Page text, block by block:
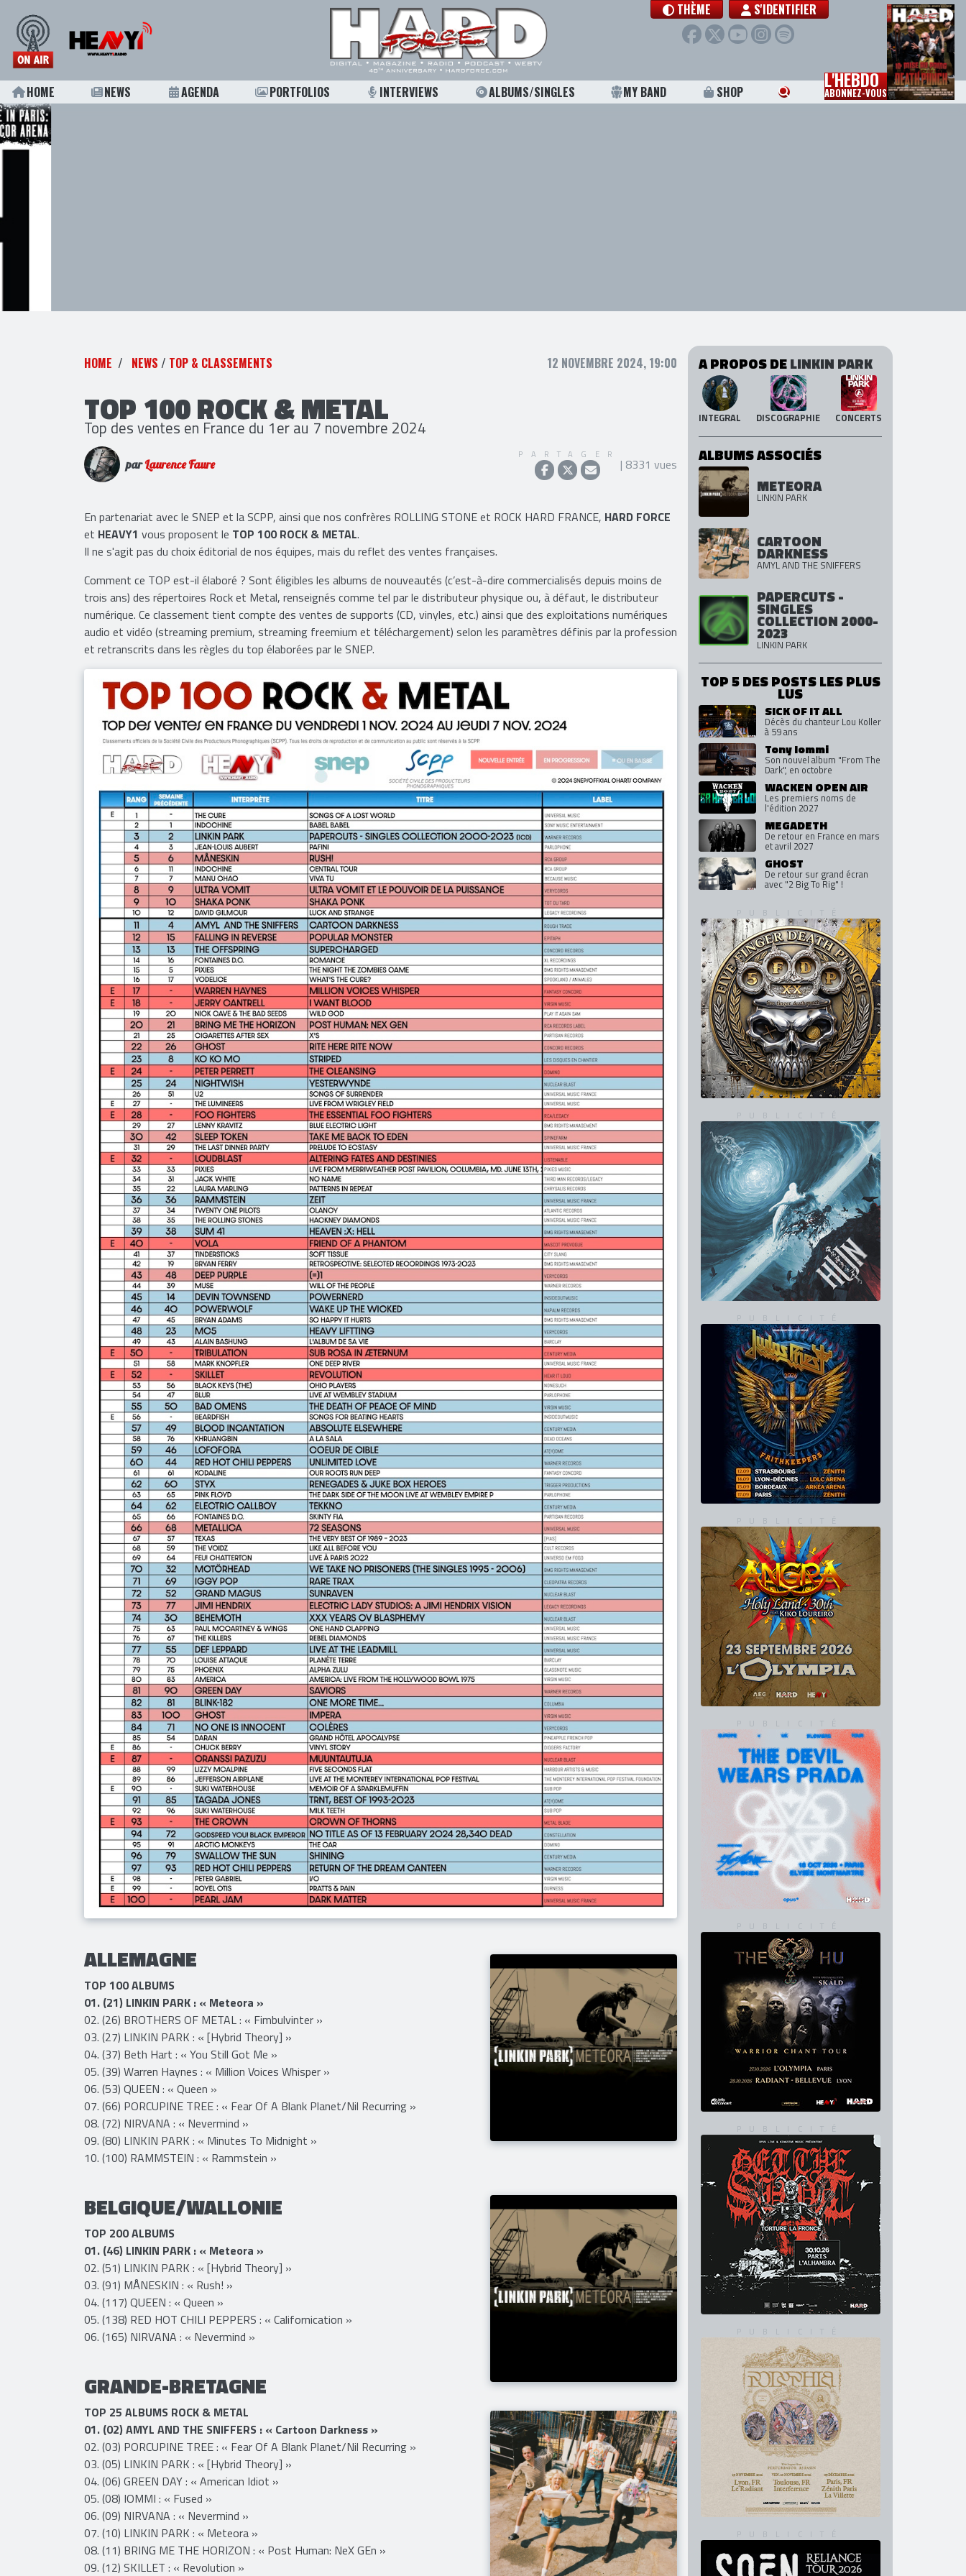
THÈME S'IDENTIFIER
HOME NEWS AGENDA PORTFOLIOS INTERVIEWS ALBUMS/SINGLES MY BAND SHOP L'HEBDO
ABONNEZ-VOUS
HOME NEWS/TOP & CLASSEMENTS
TOP 100 ROCK & METAL
Top des ventes en France du 1er au 7 novembre 2024
En partenariat avec le SNEP et la SCPP, ainsi que nos confrères ROLLING STONE et ROCK HARD FRANCE,
et
HEAVY1 vous proposent le TOP 100 ROCK & METAL
Il ne s'agit pas du choix éditorial de nos équipes, mais du reflet des ventes françaises.
Comment ce TOP est-il élaboré ? Sont éligibles les albums de nouveautés (c’est-à-dire commercialisés depuis moins de
trois ans) des répertoires Rock et Metal, renseignés comme tel par le distributeur physique ou, à défaut, le distributeur
numérique. Ce classement tient compte des ventes de supports (CD, vinyles, etc.) ainsi que des exploitations numériques
audio et vidéo (streaming premium, streaming freemium et téléchargement) selon les paramètres définis par la profession
et retranscrits dans les règles du top élaborées par le SNEP.
ALLEMAGNE
TOP 100 ALBUMS
01. (21) LINKIN PARK : « Meteora »
02. (26) BROTHERS OF METAL : « Fimbulvinter »
03. (27) LINKIN PARK : « [Hybrid Theory] »
04. (37) Beth Hart : « You Still Got Me »
05. (39) Warren Haynes : « Million Voices Whisper »
06. (53) QUEEN : « Queen »
07. (66) PORCUPINE TREE : « Fear Of A Blank Planet/Nil Recurring »
08. (72) NIRVANA : « Nevermind »
10. (100) RAMMSTEIN : « Rammstein »
BELGIQUE/WALLONIE​
TOP 200 ALBUMS
01. (46) LINKIN PARK : « Meteora »
02. (51) LINKIN PARK : « [Hybrid Theory] »
03. (91) MÅNESKIN : « Rush! »
04. (117) QUEEN : « Queen »
GRANDE-BRETAGNE​​​
TOP 25 ALBUMS ROCK & METAL
01. (02) AMYL AND THE SNIFFERS : « Cartoon Darkness »
02. (03) PORCUPINE TREE : « Fear Of A Blank Planet/Nil Recurring »
03. (05) LINKIN PARK : « [Hybrid Theory] »
04. (06) GREEN DAY : « American Idiot »
05. (08) IOMMI : « Fused »
06. (09) NIRVANA : « Nevermind »
07. (10) LINKIN PARK : « Meteora »
A PROPOS DELINKIN PARK
INTEGRAL DISCOGRAPHIE
ALBUMS ASSOCIÉS
LINKIN PARK
DARKNESS
AMYL AND THE SNIFFERS
PAPERCUTS -
SINGLES
COLLECTION 2000-
LINKIN PARK
TOP 5 DES POSTS LES PLUS
LUS
SICK OF IT ALL
Décès du chanteur Lou Koller
à 59 ans
Tony Iommi
Son nouvel album "From The
Dark", en octobre
WACKEN OPEN AIR
Les premiers noms de
l'édition 2027
MEGADETH
De retour en France en mars
et avril 2027
De retour sur grand écran
avec "2 Big To Rig" !